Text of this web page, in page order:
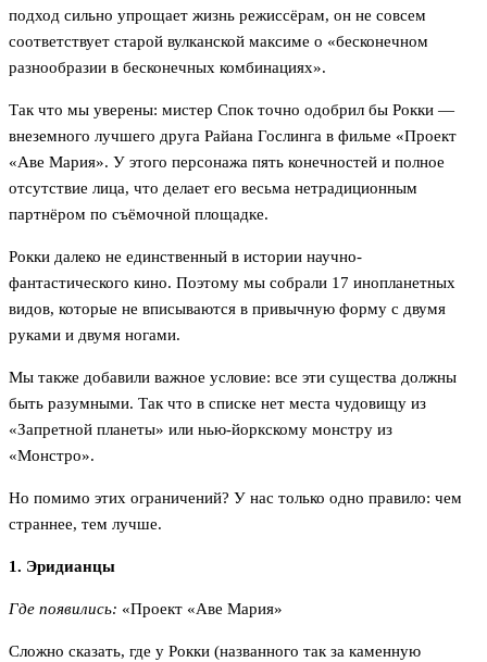
подход сильно упрощает жизнь режиссёрам, он не совсем
соответствует старой вулканской максиме о «бесконечном
разнообразии в бесконечных комбинациях».
Так что мы уверены: мистер Спок точно одобрил бы Рокки —
внеземного лучшего друга Райана Гослинга в фильме «Проект
«Аве Мария». У этого персонажа пять конечностей и полное
отсутствие лица, что делает его весьма нетрадиционным
партнёром по съёмочной площадке.
Рокки далеко не единственный в истории научно-
фантастического кино. Поэтому мы собрали 17 инопланетных
видов, которые не вписываются в привычную форму с двумя
руками и двумя ногами.
Мы также добавили важное условие: все эти существа должны
быть разумными. Так что в списке нет места чудовищу из
«Запретной планеты» или нью-йоркскому монстру из
«Монстро».
Но помимо этих ограничений? У нас только одно правило: чем
страннее, тем лучше.
1. Эридианцы
Где появились: «Проект «Аве Мария»
Сложно сказать, где у Рокки (названного так за каменную